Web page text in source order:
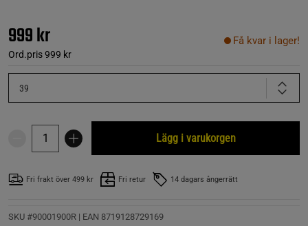
999 kr
Ord.pris999 kr
Få kvar i lager!
39
Lägg i varukorgen
Fri frakt över 499 kr Fri retur 14 dagars ångerrätt
SKU #90001900R | EAN 8719128729169